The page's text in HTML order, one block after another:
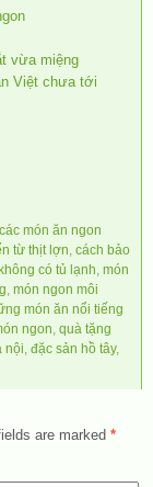
vừa miệng
Việt chưa tới
các món ăn ngon
từ thịt lợn, cách bảo
có tủ lạnh, món
, món ngon môi
món ăn nổi tiếng
ngon, quà tặng
nội, đặc sản hồ tây,
are marked *